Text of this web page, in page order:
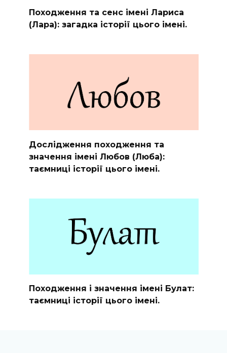
Походження та сенс імені Лариса
(Лара): загадка історії цього імені.
Дослідження походження та
значення імені Любов (Люба):
таємниці історії цього імені.
Походження і значення імені Булат:
таємниці історії цього імені.